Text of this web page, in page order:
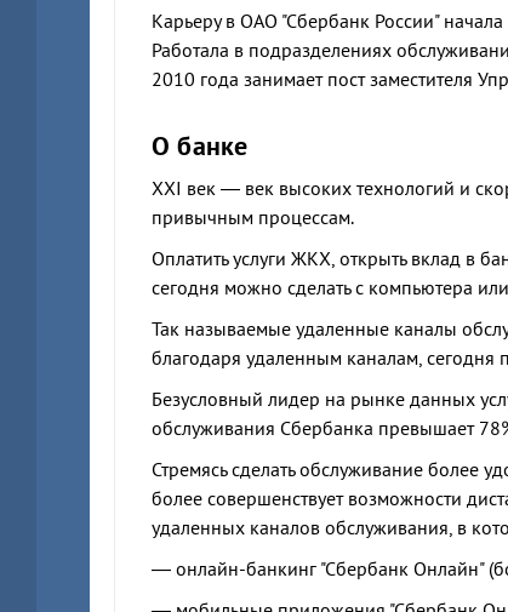
Карьеру в ОАО "Сбербанк России"
Работала в подразделениях
2010 года занимает пост заместителя
О банке
XXI век — век высоких технологий и
привычным процессам.
Оплатить услуги ЖКХ, открыть вклад в
сегодня можно сделать с компьютера
Так называемые удаленные каналы
благодаря удаленным каналам,
Безусловный лидер на рынке данных
обслуживания Сбербанка превышает
Стремясь сделать обслуживание более
более совершенствует возможности
удаленных каналов обслуживания, в
— онлайн-банкинг "Сбербанк Онлайн"